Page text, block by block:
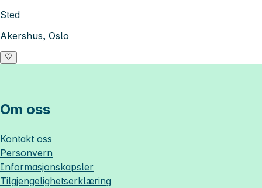
Sted
Akershus, Oslo
Om oss
Kontakt oss
Personvern
Informasjonskapsler
Tilgjengelighetserklæring